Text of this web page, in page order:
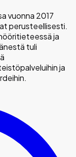
vuonna 2017
perusteellisesti.
ja
tuli
ja